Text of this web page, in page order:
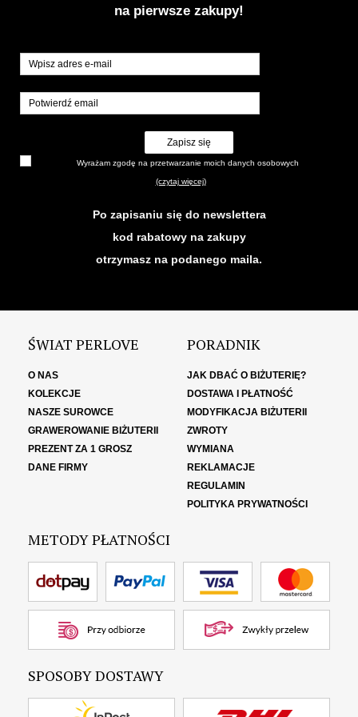
na pierwsze zakupy!
Zapisz się
Wyrażam zgodę na przetwarzanie moich danych osobowych
(czytaj więcej)
Po zapisaniu się do newslettera
kod rabatowy na zakupy
otrzymasz na podanego maila.
ŚWIAT PERLOVE
O NAS
KOLEKCJE
NASZE SUROWCE
GRAWEROWANIE BIŻUTERII
PREZENT ZA 1 GROSZ
DANE FIRMY
PORADNIK
JAK DBAĆ O BIŻUTERIĘ?
DOSTAWA I PŁATNOŚĆ
MODYFIKACJA BIŻUTERII
ZWROTY
WYMIANA
REKLAMACJE
REGULAMIN
POLITYKA PRYWATNOŚCI
METODY PŁATNOŚCI
SPOSOBY DOSTAWY